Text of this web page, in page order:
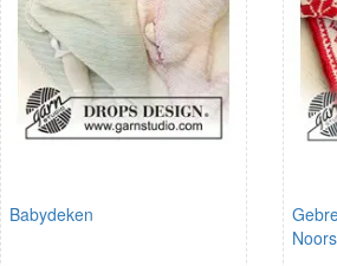
Babydeken